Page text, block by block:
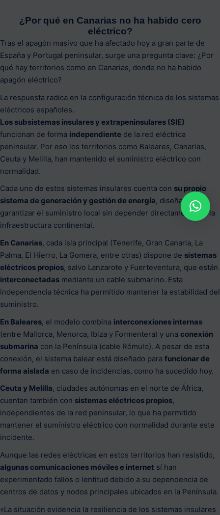
¿Por qué en Canarias no ha habido cero
eléctrico?
Tras el apagón masivo que ha afectado hoy a gran parte de
España y Portugal peninsular, surge una pregunta clave: ¿Por
qué hay territorios como en Canarias, donde no ha habido
apagón eléctrico?
La respuesta radica en la configuración técnica de los sistemas
eléctricos españoles.
Los subsistemas insulares y extrapeninsulares (SIE)
funcionan de forma independiente de la red eléctrica
peninsular. Por eso los territorios como Baleares, Canarias,
Ceuta y Melilla, han mantenido el suministro eléctrico con
normalidad.
Cada uno de estos sistemas insulares cuenta con su propio
sistema de generación y gestión de energía, diseñado para
garantizar el suministro local sin depender directamente de la
infraestructura continental.
En Canarias, cada isla principal (Tenerife, Gran Canaria, La
Palma, El Hierro, La Gomera, entre otras) dispone de sistemas
eléctricos propios, salvo Lanzarote y Fuerteventura, que están
interconectadas mediante un cable submarino. Esta
independencia técnica ha permitido mantener la estabilidad del
suministro.
En Baleares, el modelo combina interconexiones internas
(entre Mallorca, Menorca, Ibiza y Formentera) y una conexión
submarina con la Península (cable Rómulo). A pesar de esta
conexión, el sistema balear está diseñado para funcionar de
forma aislada en caso de incidencias, como ha sucedido hoy.
Ceuta y Melilla, ciudades autónomas en el norte de África,
cuentan también con sistemas eléctricos propios,
independientes de la red peninsular, lo que ha permitido
mantener el suministro eléctrico con normalidad durante este
incidente.
Aunque las redes eléctricas en estos territorios han resistido,
algunas comunicaciones móviles e internet sí han
experimentado fallos o lentitud debido a su dependencia de
centros de datos y nodos principales ubicados en la Península.
«La situación evidencia la resiliencia de los sistemas insulares